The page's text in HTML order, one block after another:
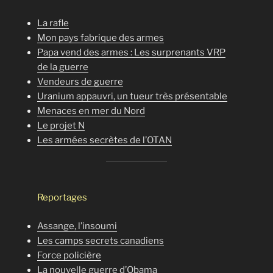
La rafle
Mon pays fabrique des armes
Papa vend des armes : Les surprenants VRP
de la guerre
Vendeurs de guerre
Uranium appauvri, un tueur très présentable
Menaces en mer du Nord
Le projet N
Les armées secrètes de l’OTAN
Reportages
Assange, l’insoumi
Les camps secrets canadiens
Force policière
La nouvelle guerre d’Obama